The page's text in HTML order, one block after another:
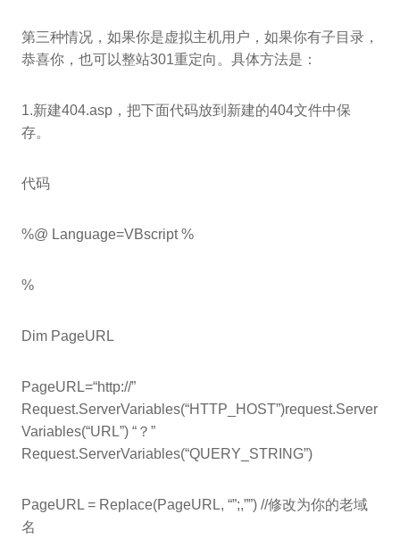
第三种情况，如果你是虚拟主机用户，如果你有子目录，
恭喜你，也可以整站301重定向。具体方法是：
1.新建404.asp，把下面代码放到新建的404文件中保
存。
代码
%@ Language=VBscript %
%
Dim PageURL
PageURL=“http://”
Request.ServerVariables(“HTTP_HOST”)request.Server
Variables(“URL”) “？”
Request.ServerVariables(“QUERY_STRING”)
PageURL = Replace(PageURL, “”;,””) //修改为你的老域
名